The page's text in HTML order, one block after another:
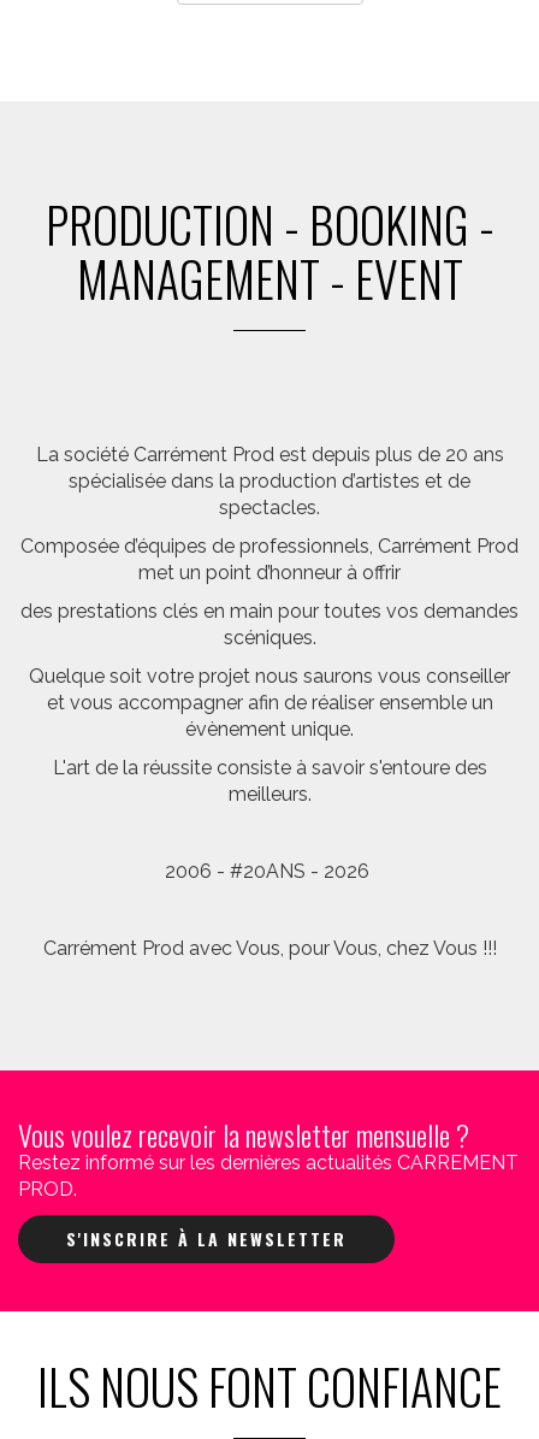
PRODUCTION - BOOKING -
MANAGEMENT - EVENT
La société Carrément Prod est depuis plus de 20 ans
spécialisée dans la production d’artistes et de
spectacles.
Composée d’équipes de professionnels, Carrément Prod
met un point d’honneur à offrir
des prestations clés en main pour toutes vos demandes
scéniques.
Quelque soit votre projet nous saurons vous conseiller
et vous accompagner afin de réaliser ensemble un
évènement unique.
L'art de la réussite consiste à savoir s'entoure des
meilleurs.
2006 - #20ANS - 2026
Carrément Prod avec Vous, pour Vous, chez Vous !!!
Vous voulez recevoir la newsletter mensuelle ?
Restez informé sur les dernières actualités CARREMENT
PROD.
S'INSCRIRE À LA NEWSLETTER
ILS NOUS FONT CONFIANCE